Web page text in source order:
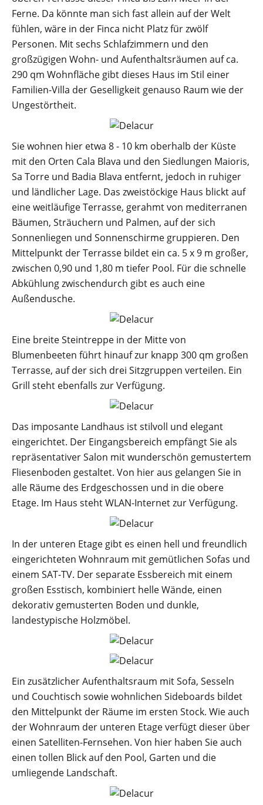
Ferne. Da könnte man sich fast allein auf der Welt
fühlen, wäre in der Finca nicht Platz für zwölf
Personen. Mit sechs Schlafzimmern und den
großzügigen Wohn- und Aufenthaltsräumen auf ca.
290 qm Wohnfläche gibt dieses Haus im Stil einer
Familien-Villa der Geselligkeit genauso Raum wie der
Ungestörtheit.
Sie wohnen hier etwa 8 - 10 km oberhalb der Küste
mit den Orten Cala Blava und den Siedlungen Maioris,
Sa Torre und Badia Blava entfernt, jedoch in ruhiger
und ländlicher Lage. Das zweistöckige Haus blickt auf
eine weitläufige Terrasse, gerahmt von mediterranen
Bäumen, Sträuchern und Palmen, auf der sich
Sonnenliegen und Sonnenschirme gruppieren. Den
Mittelpunkt der Terrasse bildet ein ca. 5 x 9 m großer,
zwischen 0,90 und 1,80 m tiefer Pool. Für die schnelle
Abkühlung zwischendurch gibt es auch eine
Außendusche.
Eine breite Steintreppe in der Mitte von
Blumenbeeten führt hinauf zur knapp 300 qm großen
Terrasse, auf der sich drei Sitzgruppen verteilen. Ein
Grill steht ebenfalls zur Verfügung.
Das imposante Landhaus ist stilvoll und elegant
eingerichtet. Der Eingangsbereich empfängt Sie als
repräsentativer Salon mit wunderschön gemustertem
Fliesenboden gestaltet. Von hier aus gelangen Sie in
alle Räume des Erdgeschossen und in die obere
Etage. Im Haus steht WLAN-Internet zur Verfügung.
In der unteren Etage gibt es einen hell und freundlich
eingerichteten Wohnraum mit gemütlichen Sofas und
einem SAT-TV. Der separate Essbereich mit einem
großen Esstisch, kombiniert helle Wände, einen
dekorativ gemusterten Boden und dunkle,
landestypische Holzmöbel.
Ein zusätzlicher Aufenthaltsraum mit Sofa, Sesseln
und Couchtisch sowie wohnlichen Sideboards bildet
den Mittelpunkt der Räume im ersten Stock. Wie auch
der Wohnraum der unteren Etage verfügt dieser über
einen Satelliten-Fernsehen. Von hier haben Sie auch
einen tollen Blick auf den Pool, Garten und die
umliegende Landschaft.